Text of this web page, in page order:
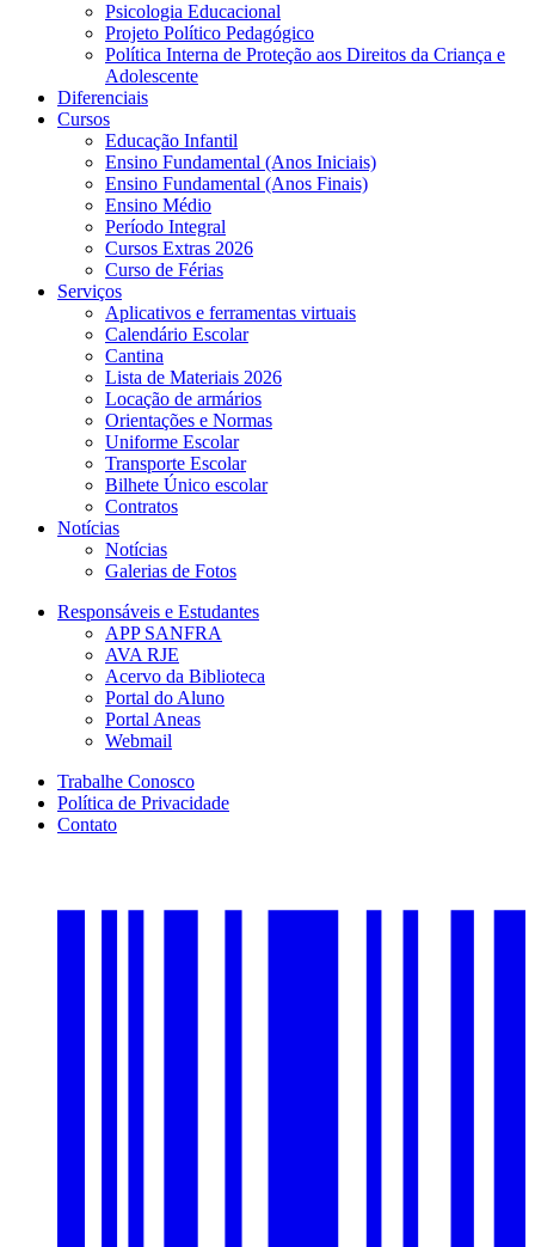
Psicologia Educacional
Projeto Político Pedagógico
Política Interna de Proteção aos Direitos da Criança e
Adolescente
Diferenciais
Cursos
Educação Infantil
Ensino Fundamental (Anos Iniciais)
Ensino Fundamental (Anos Finais)
Ensino Médio
Período Integral
Cursos Extras 2026
Curso de Férias
Serviços
Aplicativos e ferramentas virtuais
Calendário Escolar
Cantina
Lista de Materiais 2026
Locação de armários
Orientações e Normas
Uniforme Escolar
Transporte Escolar
Bilhete Único escolar
Contratos
Notícias
Notícias
Galerias de Fotos
Responsáveis e Estudantes
APP SANFRA
AVA RJE
Acervo da Biblioteca
Portal do Aluno
Portal Aneas
Webmail
Trabalhe Conosco
Política de Privacidade
Contato